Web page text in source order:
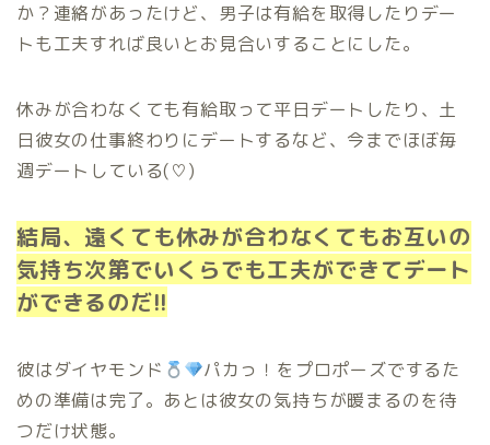
か？連絡があったけど、男子は有給を取得したりデー
トも工夫すれば良いとお見合いすることにした。
休みが合わなくても有給取って平日デートしたり、土
日彼女の仕事終わりにデートするなど、今までほぼ毎
週デートしている(♡)
結局、遠くても休みが合わなくてもお互いの
気持ち次第でいくらでも工夫ができてデート
ができるのだ!!
彼はダイヤモンド
パカっ！をプロポーズでするた
めの準備は完了。あとは彼女の気持ちが暖まるのを待
つだけ状態。